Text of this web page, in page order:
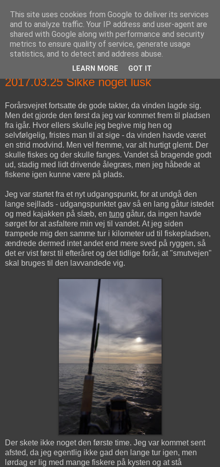
fiskedagbog.dk
Havørredfiskeri, tordenvejr og rav i (en skøn?) tre-enighed
2017.03.25 Sikke noget lusk
Forårsvejret fortsatte de gode takter, da vinden lagde sig.
Men det gjorde den først da jeg var kommet frem til pladsen
fra igår. Hvor ellers skulle jeg begive mig hen og
selvfølgelig, fristes man til at sige - da vinden havde været
en strid modvind. Men vel fremme, var alt hurtigt glemt. Der
skulle fiskes og der skulle fanges. Vandet så bragende godt
ud, stadig med lidt drivende ålegræs, men jeg håbede at
fiskene igen kunne være på plads.
Jeg var startet fra et nyt udgangspunkt, for at undgå den
lange sejllads - udgangspunktet gav så en lang gåtur istedet
og med kajakken på slæb, en tung gåtur, da ingen havde
sørget for at asfaltere min vej til vandet. At jeg siden
trampede mig den samme tur i kilometer ud til fiskepladsen,
ændrede dermed intet andet end mere sved på ryggen, så
det er vist først til efteråret og det tidlige forår, at "smutvejen"
skal bruges til den lavvandede vig.
Der skete ikke noget den første time. Jeg var kommet sent
afsted, da jeg egentlig ikke gad den lange tur igen, men
lørdag er lig med mange fiskere på kysten og at stå
This site uses cookies from Google to deliver its services
and to analyze traffic. Your IP address and user-agent are
shared with Google along with performance and security
metrics to ensure quality of service, generate usage
statistics, and to detect and address abuse.
LEARN MORE GOT IT